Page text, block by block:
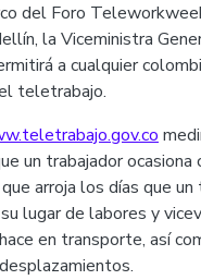
del Foro
la Viceministra
a cualquier
teletrabajo.
un trabajador
arroja los días que
lugar de labores y
en transporte, así